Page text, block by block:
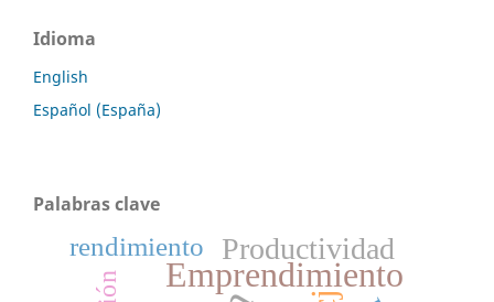
Idioma
English
Español (España)
Palabras clave
Emprendimiento
Productividad
rendimiento